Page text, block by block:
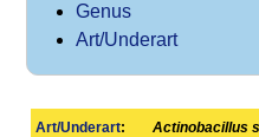
Genus
Art/Underart
Art/Underart: Actinobacillus